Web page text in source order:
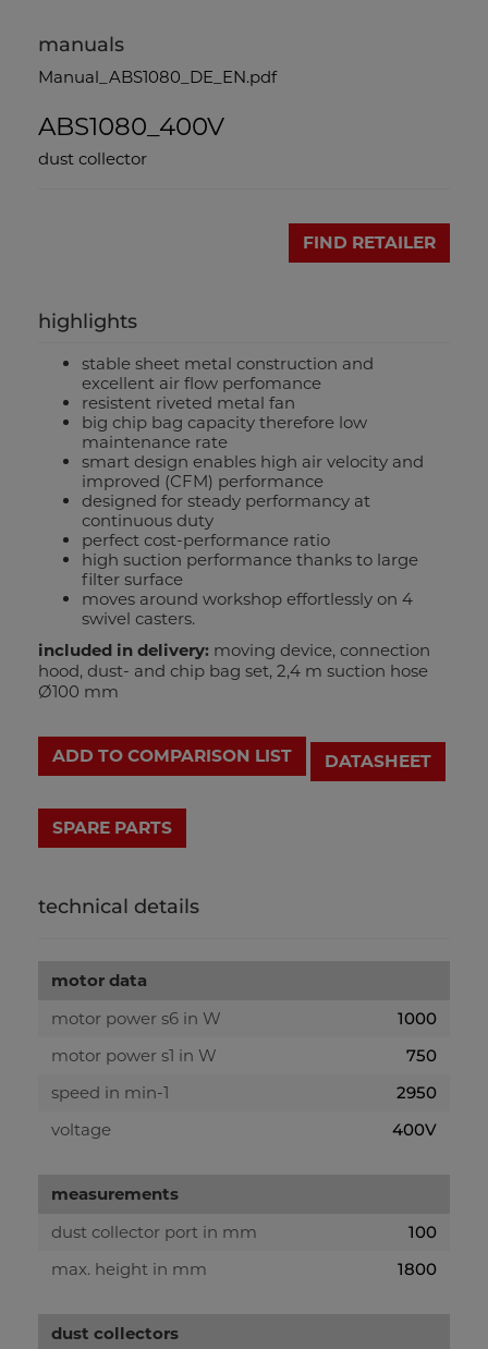
manuals
Manual_ABS1080_DE_EN.pdf
ABS1080_400V
dust collector
FIND RETAILER
highlights
stable sheet metal construction and
excellent air flow perfomance
resistent riveted metal fan
big chip bag capacity therefore low
maintenance rate
smart design enables high air velocity and
improved (CFM) performance
designed for steady performancy at
continuous duty
perfect cost-performance ratio
high suction performance thanks to large
filter surface
moves around workshop effortlessly on 4
swivel casters.
included in delivery: moving device, connection
hood, dust- and chip bag set, 2,4 m suction hose
Ø100 mm
ADD TO COMPARISON LIST DATASHEET
technical details
motor data
motor power s6 in W
1000
motor power s1 in W
750
speed in min-1
2950
voltage
400V
measurements
dust collector port in mm
100
max. height in mm
1800
dust collectors